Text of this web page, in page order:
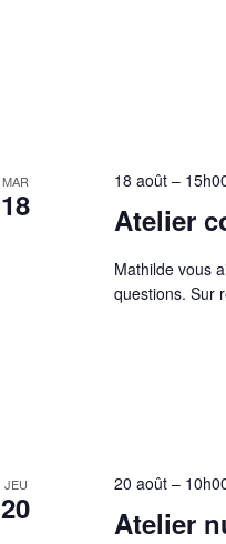
MAR
18 Atelier
18 août –
Mathilde vous
questions. Sur
JEU
20 Atelier
20 août –